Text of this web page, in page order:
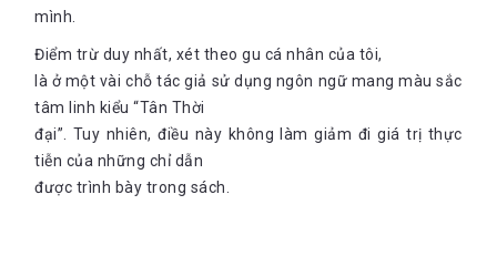
mình.
Điểm trừ duy nhất, xét theo gu cá nhân của tôi,
là ở một vài chỗ tác giả sử dụng ngôn ngữ mang màu sắc
tâm linh kiểu “Tân Thời
đại”. Tuy nhiên, điều này không làm giảm đi giá trị thực
tiễn của những chỉ dẫn
được trình bày trong sách.